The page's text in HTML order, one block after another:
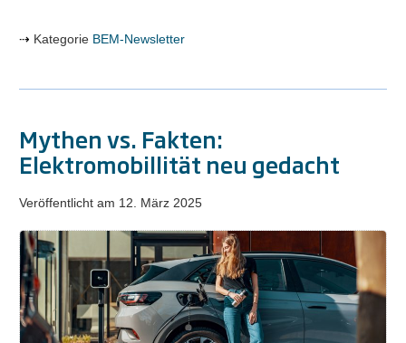
Kategorie BEM-Newsletter
Mythen vs. Fakten:
Elektromobillität neu gedacht
Veröffentlicht am 12. März 2025
Mythen
vs.
Fakten:
Elektromobillität
neu